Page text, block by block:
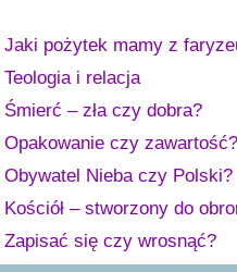
e
r
n
t
i
v
e
:
Jaki pożytek mamy z
Teologia i relacja
Śmierć – zła czy dobra?
Opakowanie czy zawartość?
Obywatel Nieba czy Polski?
Kościół – stworzony do
Zapisać się czy wrosnąć?